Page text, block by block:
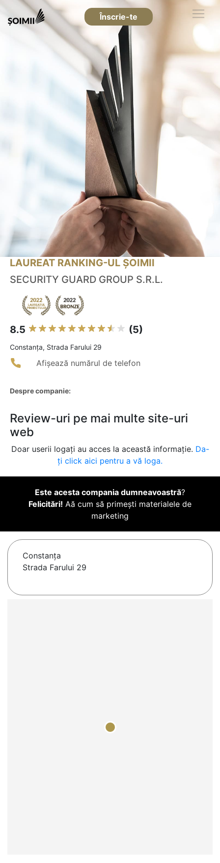
Înscrie-te
LAUREAT RANKING-UL ȘOIMII
SECURITY GUARD GROUP S.R.L.
8.5 (5)
Constanţa, Strada Farului 29
Afișează numărul de telefon
Despre companie:
Review-uri pe mai multe site-uri
web
Doar userii logați au acces la această informație. Da-
ți click aici pentru a vă loga.
Este acesta compania dumneavoastră?
Felicitări! Aă cum să primești materialele de
marketing
Constanţa
Strada Farului 29